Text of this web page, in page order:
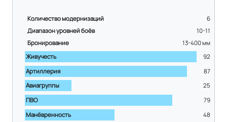
Количество модернизаций
6
Диапазон уровней боёв
10-11
Бронирование
13-400мм
Живучесть
92
Артиллерия
87
Авиагруппы
25
ПВО
79
Манёвренность
48